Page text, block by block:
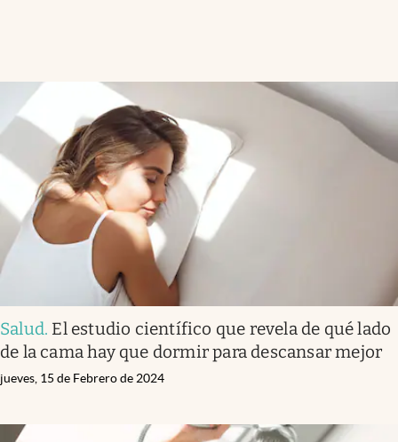
Salud. El estudio científico que revela de qué lado
de la cama hay que dormir para descansar mejor
jueves, 15 de Febrero de 2024